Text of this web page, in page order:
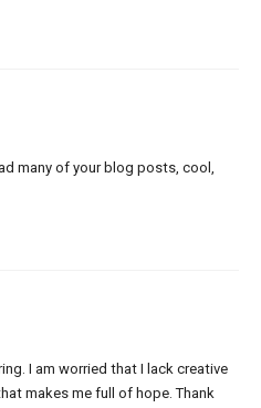
many of your blog posts, cool,
I am worried that I lack creative
makes me full of hope. Thank